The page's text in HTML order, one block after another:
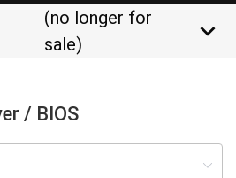
(no longer for
sale)
keyboard_arrow_down
/ BIOS